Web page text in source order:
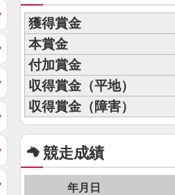
獲得賞金
本賞金
付加賞金
収得賞金（平地）
収得賞金（障害）
競走成績
年月日